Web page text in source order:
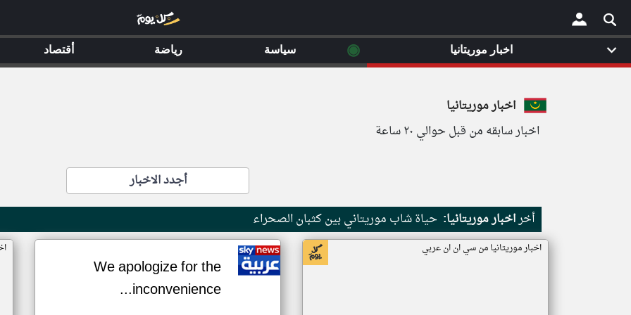
×
اخبار موريتانيا
اخبار سابقه من قبل حوالي ٢٠ ساعة
أجدد الاخبار
أخراخبار موريتانيا: حياة شاب موريتاني بين كثبان الصحراء
اخبار موريتانيا من سي ان ان عربي
We apologize for the
inconvenience...
اخبار موريتانيا ◉ سياسة رياضة أقتصاد